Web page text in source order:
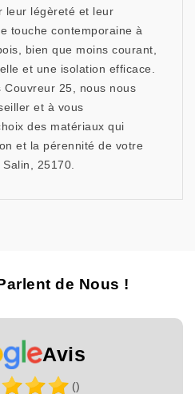
leur légèreté et leur
touche contemporaine à
bien que moins courant,
et une isolation efficace.
Couvreur 25, nous nous
et à vous
des matériaux qui
et la pérennité de votre
25170.
de Nous !
Avis
()